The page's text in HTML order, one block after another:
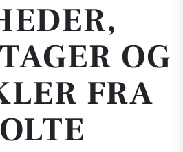
OG
FRA